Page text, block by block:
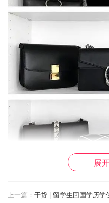
有些包型比较塌的的包包，
展
上一篇： 干货 | 留学生回国学历学